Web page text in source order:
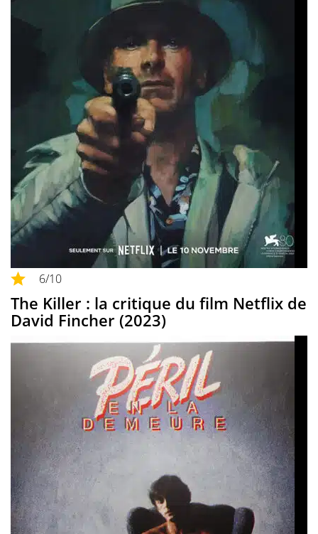
6/10
The Killer : la critique du film Netflix de
David Fincher (2023)